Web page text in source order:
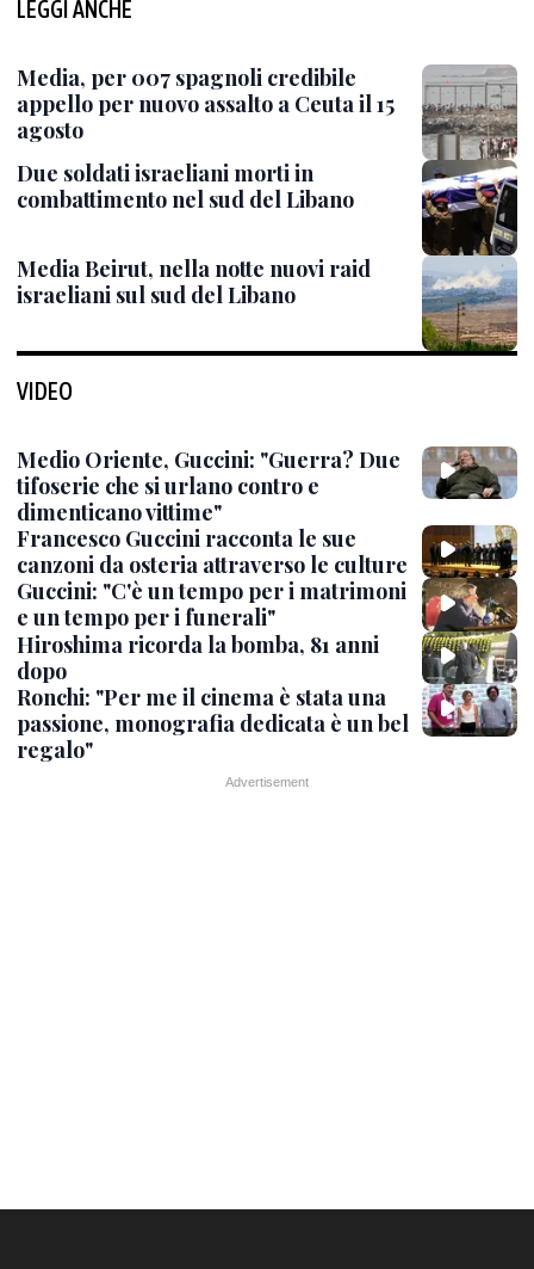
LEGGI ANCHE
Media, per 007 spagnoli credibile
appello per nuovo assalto a Ceuta il 15
agosto
Due soldati israeliani morti in
combattimento nel sud del Libano
Media Beirut, nella notte nuovi raid
israeliani sul sud del Libano
VIDEO
Medio Oriente, Guccini: "Guerra? Due
tifoserie che si urlano contro e
dimenticano vittime"
Francesco Guccini racconta le sue
canzoni da osteria attraverso le culture
Guccini: "C'è un tempo per i matrimoni
e un tempo per i funerali"
Hiroshima ricorda la bomba, 81 anni
dopo
Ronchi: "Per me il cinema è stata una
passione, monografia dedicata è un bel
regalo"